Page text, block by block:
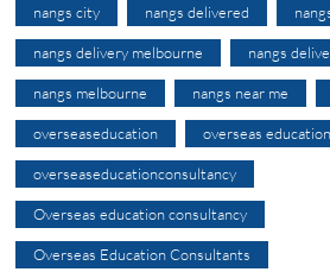
nangs city nangs delivered
nangs delivery melbourne nangs
nangs melbourne nangs near me
overseaseducation overseas education
overseaseducationconsultancy
Overseas education consultancy
Overseas Education Consultants